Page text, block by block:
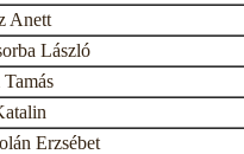
Anett
László
Erzsébet